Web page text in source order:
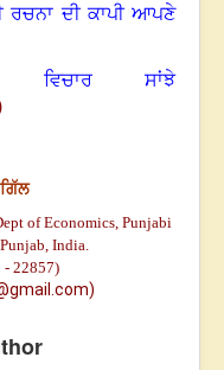
ਦੀ ਕਾਪੀ ਆਪਣੇ
ਵਿਚਾਰ ਸਾਂਝੇ
of Economics, Punjabi
India.
- 22857)